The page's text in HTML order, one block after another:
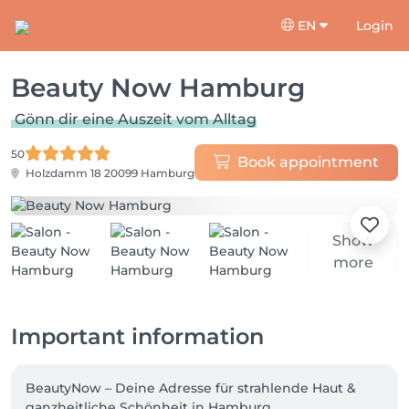
EN Login
Beauty Now Hamburg
Gönn dir eine Auszeit vom Alltag
50
Holzdamm 18 20099 Hamburg
Book appointment
Show
more
Important information
BeautyNow – Deine Adresse für strahlende Haut &